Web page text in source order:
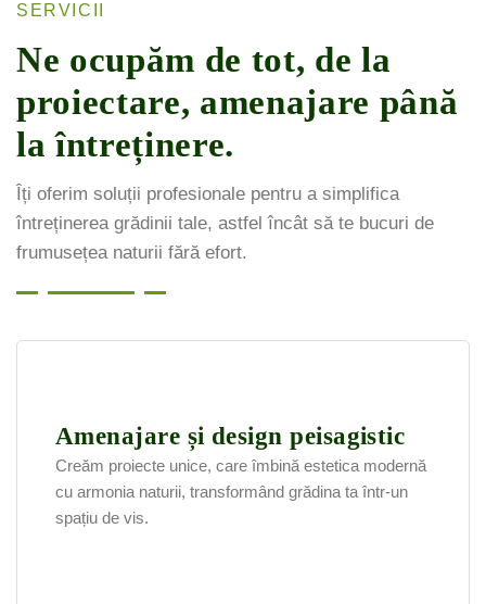
SERVICII
Ne ocupăm de tot, de la
proiectare, amenajare până
la întreținere.
Îți oferim soluții profesionale pentru a simplifica
întreținerea grădinii tale, astfel încât să te bucuri de
frumusețea naturii fără efort.
Amenajare și design peisagistic
Creăm proiecte unice, care îmbină estetica modernă
cu armonia naturii, transformând grădina ta într-un
spațiu de vis.